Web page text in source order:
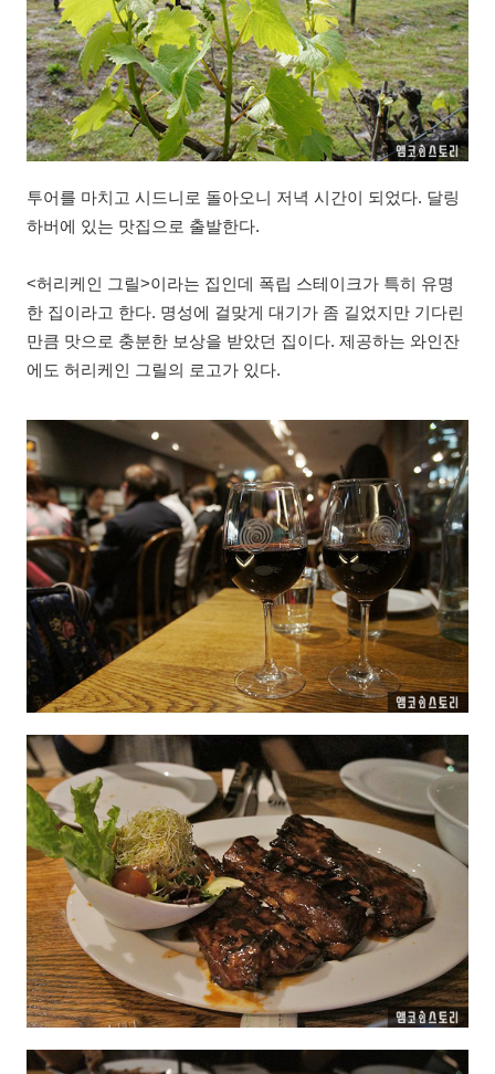
투어를 마치고 시드니로 돌아오니 저녁 시간이 되었다. 달링
하버에 있는 맛집으로 출발한다.
<허리케인 그릴>이라는 집인데 폭립 스테이크가 특히 유명
한 집이라고 한다. 명성에 걸맞게 대기가 좀 길었지만 기다린
만큼 맛으로 충분한 보상을 받았던 집이다. 제공하는 와인잔
에도 허리케인 그릴의 로고가 있다.